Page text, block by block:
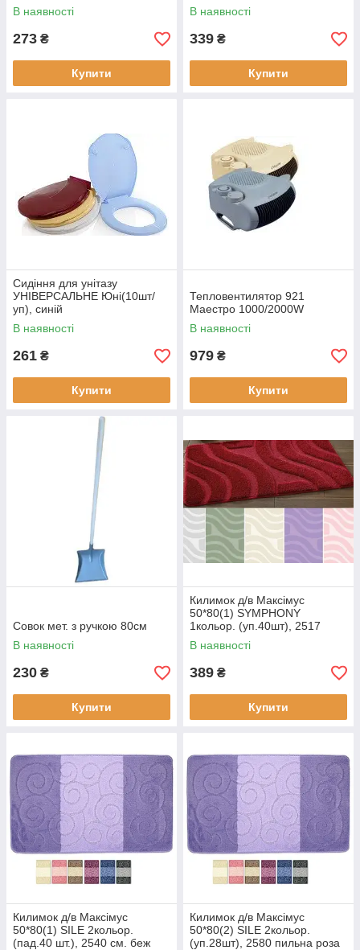
В наявності
273 ₴
Купити
В наявності
339 ₴
Купити
Сидіння для унітазу
УНІВЕРСАЛЬНЕ Юні(10шт/
уп), синій
В наявності
261 ₴
Купити
Тепловентилятор 921
Маестро 1000/2000W
В наявності
979 ₴
Купити
Совок мет. з ручкою 80см
В наявності
230 ₴
Купити
Килимок д/в Максімус
50*80(1) SYMPHONY
1кольор. (уп.40шт), 2517
молочний
В наявності
389 ₴
Купити
Килимок д/в Максімус
50*80(1) SILE 2кольор.
(пад.40 шт.), 2540 см. беж
Килимок д/в Максімус
50*80(2) SILE 2кольор.
(уп.28шт), 2580 пильна роза